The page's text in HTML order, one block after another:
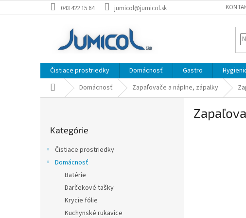
na
043 422 15 64 jumicol@jumicol.sk
Čistiace prostriedky Domácnosť Gastro
DomovDomácnosť Zapaľovače a náplne, zápalky
kategórie
Kategórie
Čistiace prostriedky
Domácnosť
Batérie
Darčekové tašky
Krycie fólie
Kuchynské rukavice